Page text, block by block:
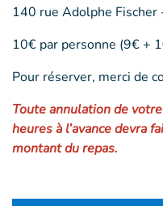
140 rue Adolphe Fischer
10€ par personne (9€ +
Pour réserver, merci de
Toute annulation de
heures à l’avance devra
montant du repas.